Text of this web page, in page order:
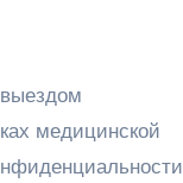
медицинской